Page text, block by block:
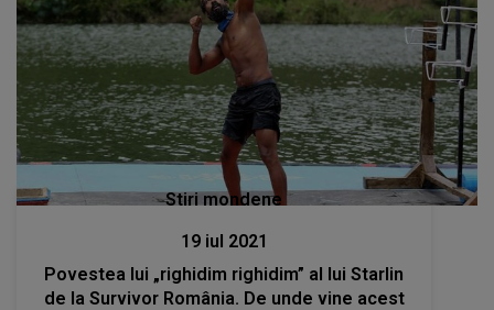
Stiri mondene
19 iul 2021
Povestea lui „righidim righidim” al lui Starlin
de la Survivor România. De unde vine acest